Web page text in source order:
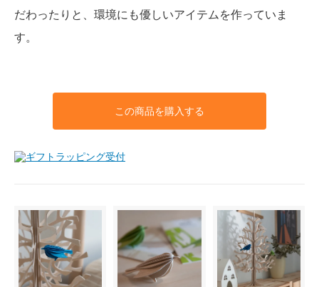
だわったりと、環境にも優しいアイテムを作っていま
す。
この商品を購入する